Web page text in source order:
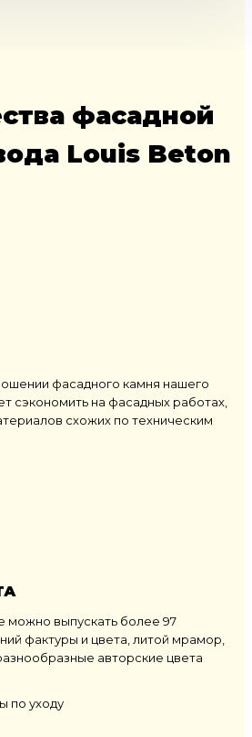
фасадной
Louis Beton
фасадного камня нашего
сэкономить на фасадных работах,
схожих по техническим
можно выпускать более 97
фактуры и цвета, литой мрамор,
авторские цвета